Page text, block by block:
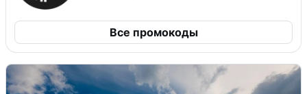
Все промокоды